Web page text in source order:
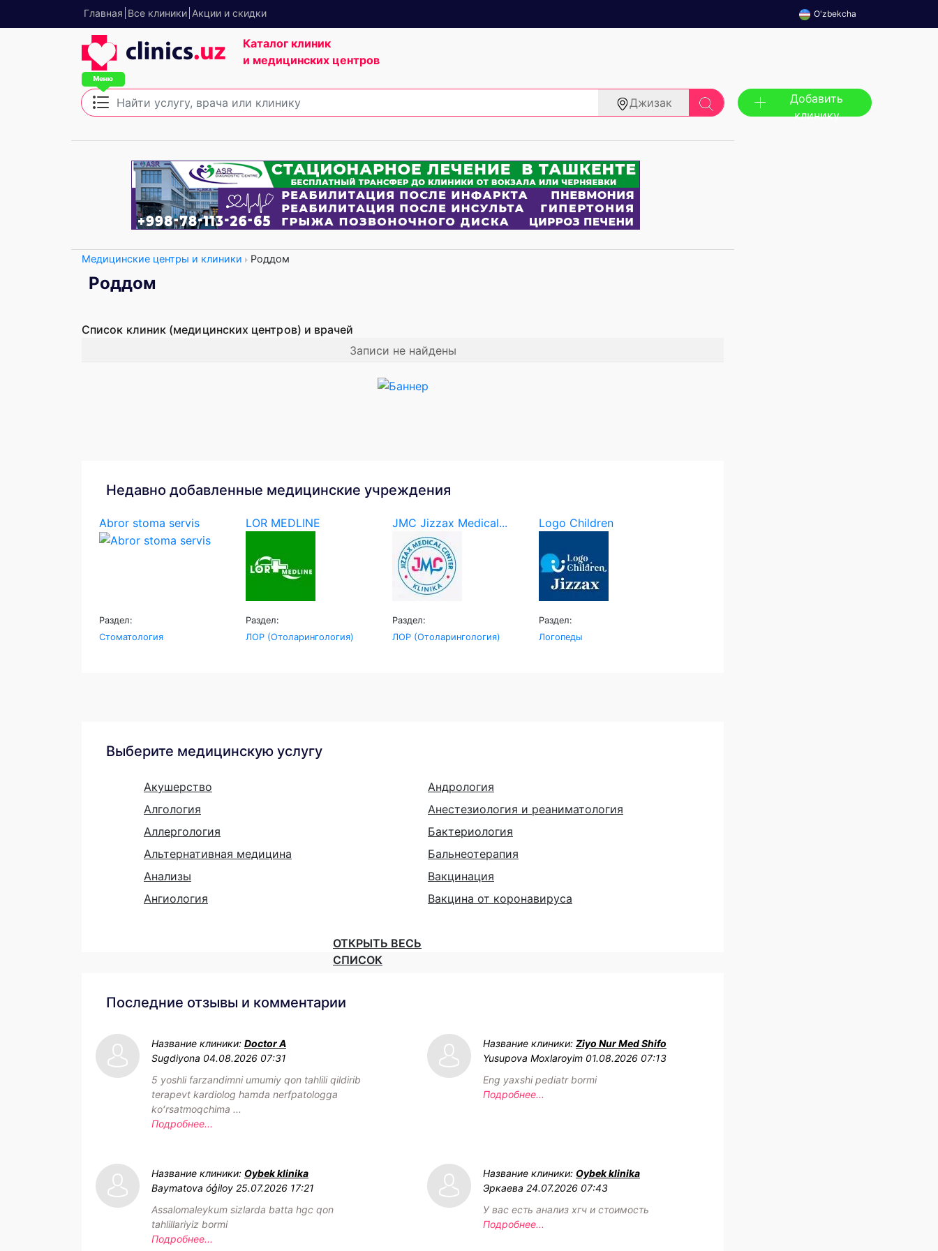
Главная Все клиники Акции и скидки O'zbekcha
Каталог клиник
и медицинских центров
Джизак
Добавить
клинику
Медицинские центры и клиники Роддом
Роддом
Список клиник (медицинских центров) и врачей
Записи не найдены
Недавно добавленные медицинские учреждения
Abror stoma servis
Раздел:
Стоматология
LOR MEDLINE
Раздел:
ЛОР (Отоларингология)
JMC Jizzax Medical...
Раздел:
ЛОР (Отоларингология)
Logo Children
Раздел:
Логопеды
Выберите медицинскую услугу
Акушерство
Алгология
Аллергология
Альтернативная медицина
Анализы
Ангиология
Андрология
Анестезиология и реаниматология
Бактериология
Бальнеотерапия
Вакцинация
Вакцина от коронавируса
ОТКРЫТЬ ВЕСЬ
СПИСОК
Последние отзывы и комментарии
Название клиники: Doctor A
Sugdiyona 04.08.2026 07:31
5 yoshli farzandimni umumiy qon tahlili qildirib
terapevt kardiolog hamda nerfpatologga
koʻrsatmoqchima ...
Подробнее...
Название клиники: Ziyo Nur Med Shifo
Yusupova Moxlaroyim 01.08.2026 07:13
Eng yaxshi pediatr bormi
Подробнее...
Название клиники: Oybek klinika
Baymatova óģiloy 25.07.2026 17:21
Assalomaleykum sizlarda batta hgc qon
tahlillariyiz bormi
Подробнее...
Название клиники: Oybek klinika
Эркаева 24.07.2026 07:43
У вас есть анализ хгч и стоимость
Подробнее...